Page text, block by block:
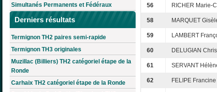
Simultanés Permanents et Fédéraux
Derniers résultats
Termignon TH2 paires semi-rapide
Termignon TH3 originales
Muzillac (Billiers) TH2 catégoriel étape de la
Ronde
Carhaix TH2 catégoriel étape de la Ronde
56 RICHER Marie-
58 MARQUET
59 LAMBERT
60 DELUGIAN
61 SERVANT
62 FELIPE Francine